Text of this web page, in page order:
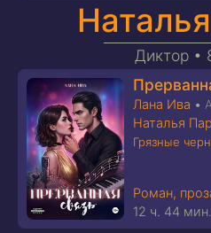
Диктор •
Лана Ива •
Наталья
Грязные
Роман,
12 ч. 44 мин.